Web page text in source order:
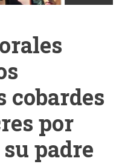
cobardes
por
padre